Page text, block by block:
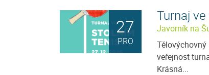
27
PRO
Turnaj
Javorník na
veřejnost
Krásná...